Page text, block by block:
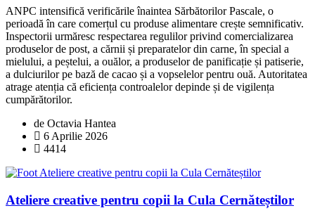
ANPC intensifică verificările înaintea Sărbătorilor Pascale, o
perioadă în care comerțul cu produse alimentare crește semnificativ.
Inspectorii urmăresc respectarea regulilor privind comercializarea
produselor de post, a cărnii și preparatelor din carne, în special a
mielului, a peștelui, a ouălor, a produselor de panificație și patiserie,
a dulciurilor pe bază de cacao și a vopselelor pentru ouă. Autoritatea
atrage atenția că eficiența controalelor depinde și de vigilența
cumpărătorilor.
de Octavia Hantea
6 Aprilie 2026
4414
Ateliere creative pentru copii la Cula Cernăteștilor